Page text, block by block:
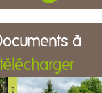
à
télécharger